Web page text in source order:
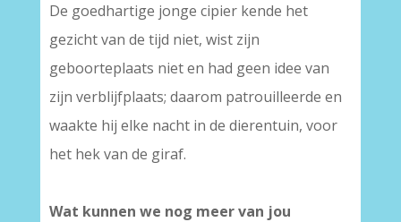
De goedhartige jonge cipier kende het
gezicht van de tijd niet, wist zijn
geboorteplaats niet en had geen idee van
zijn verblijfplaats; daarom patrouilleerde en
waakte hij elke nacht in de dierentuin, voor
het hek van de giraf.
Wat kunnen we nog meer van jou